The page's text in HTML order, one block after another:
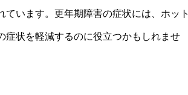
います。更年期障害の症状には、ホット
症状を軽減するのに役立つかもしれませ